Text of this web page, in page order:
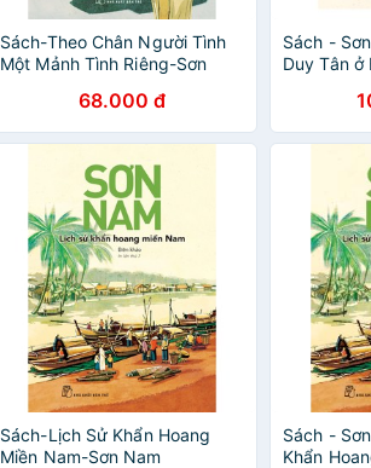
Sách-Theo Chân Người Tình
Một Mảnh Tình Riêng-Sơn
68.000 đ
Sách -
Duy Tân ở
Sách-Lịch Sử Khẩn Hoang
Miền Nam-Sơn Nam
Sách -
Khẩn